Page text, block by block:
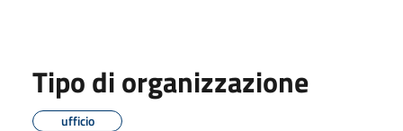
Tipo di organizzazione
ufficio